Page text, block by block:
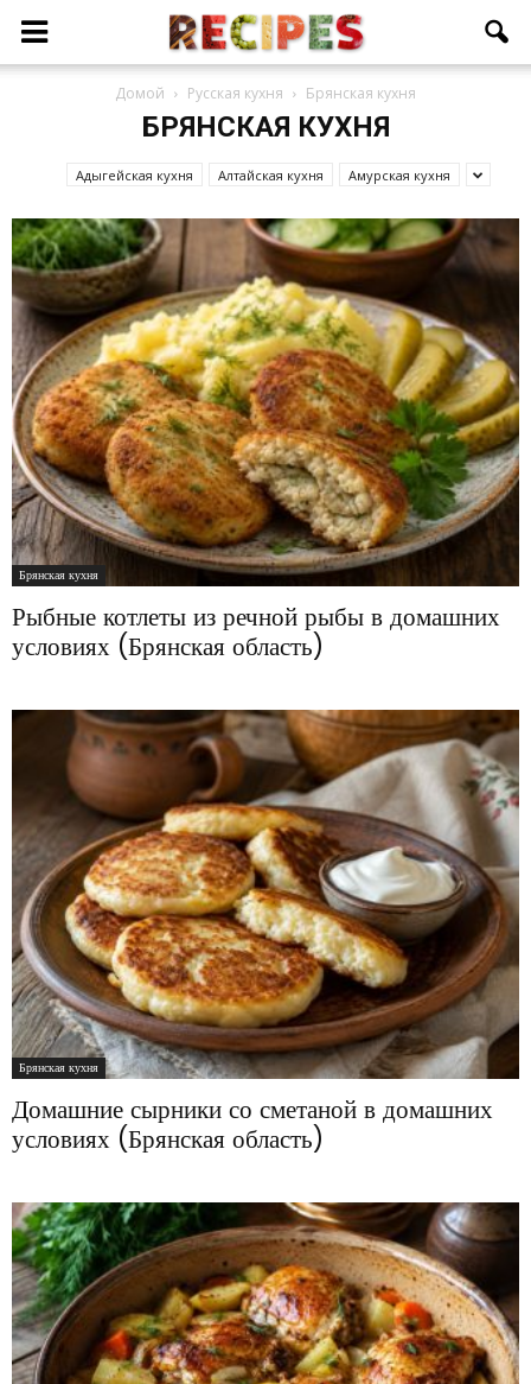
Домой Русская кухня Брянская кухня
БРЯНСКАЯ КУХНЯ
Адыгейская кухня Алтайская кухня Амурская кухня
Брянская кухня
Рыбные котлеты из речной рыбы в домашних
условиях (Брянская область)
Брянская кухня
Домашние сырники со сметаной в домашних
условиях (Брянская область)